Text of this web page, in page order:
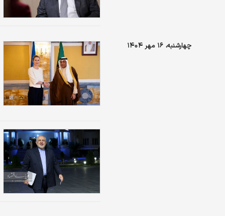
چهارشنبه، ۱۶ مهر ۱۴۰۴